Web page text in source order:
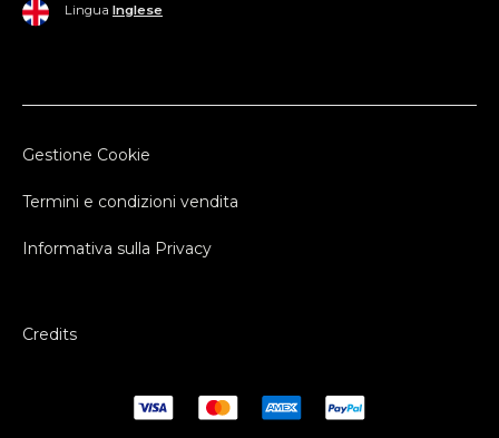
Lingua Inglese
Gestione Cookie
Termini e condizioni vendita
Informativa sulla Privacy
Credits